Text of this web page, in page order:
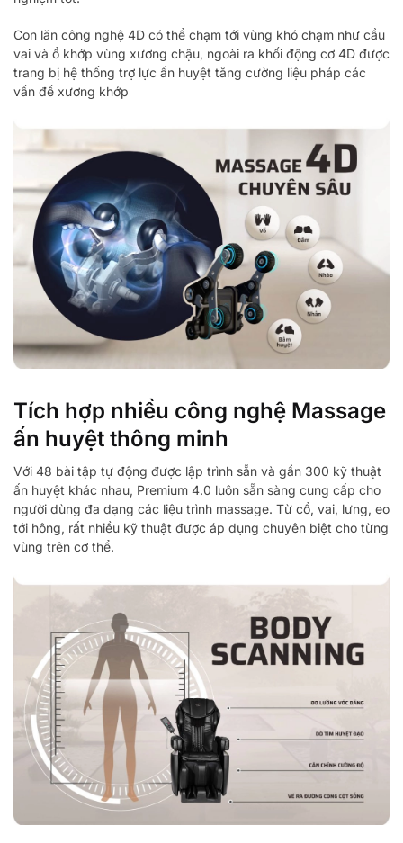
Con lăn công nghệ 4D có thể chạm tới vùng khó chạm như cầu
vai và ổ khớp vùng xương chậu, ngoài ra khối động cơ 4D được
trang bị hệ thống trợ lực ấn huyệt tăng cường liệu pháp các
vấn đề xương khớp
Tích hợp nhiều công nghệ Massage
ấn huyệt thông minh
Với 48 bài tập tự động được lập trình sẵn và gần 300 kỹ thuật
ấn huyệt khác nhau, Premium 4.0 luôn sẵn sàng cung cấp cho
người dùng đa dạng các liệu trình massage. Từ cổ, vai, lưng, eo
tới hông, rất nhiều kỹ thuật được áp dụng chuyên biệt cho từng
vùng trên cơ thể.